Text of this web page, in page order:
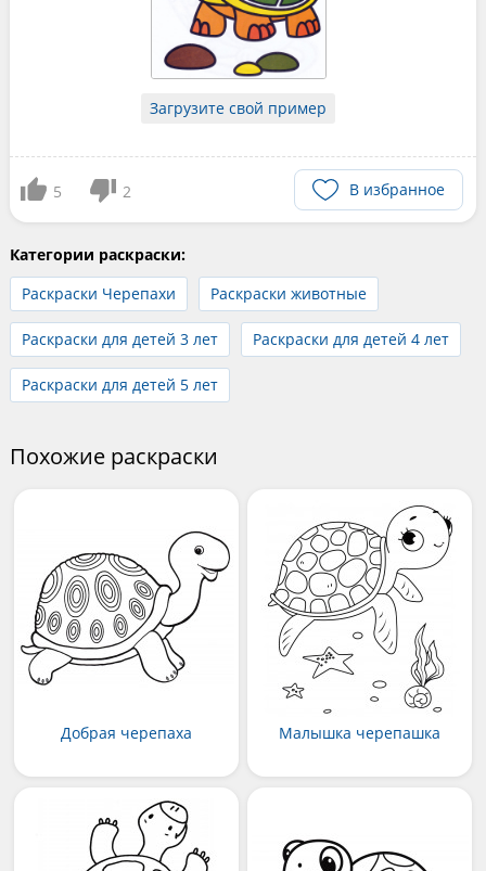
Загрузите свой пример
5 2 В избранное
Категории раскраски:
Раскраски Черепахи
Раскраски животные
Раскраски для детей 3 лет Раскраски для детей 4 лет
Раскраски для детей 5 лет
Похожие раскраски
Добрая черепаха Малышка черепашка